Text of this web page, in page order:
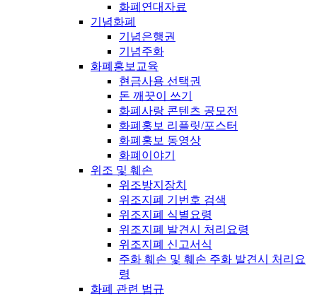
화폐연대자료
기념화폐
기념은행권
기념주화
화폐홍보교육
현금사용 선택권
돈 깨끗이 쓰기
화폐사랑 콘텐츠 공모전
화폐홍보 리플릿/포스터
화폐홍보 동영상
화폐이야기
위조 및 훼손
위조방지장치
위조지폐 기번호 검색
위조지폐 식별요령
위조지폐 발견시 처리요령
위조지폐 신고서식
주화 훼손 및 훼손 주화 발견시 처리요
령
화폐 관련 법규